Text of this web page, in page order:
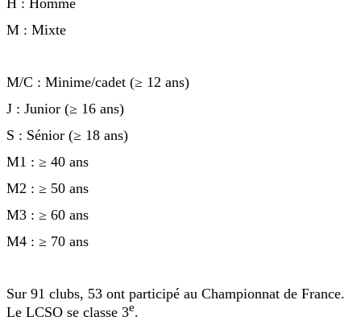
M : Mixte
M/C : Minime/cadet (≥ 12 ans)
J : Junior (≥ 16 ans)
S : Sénior (≥ 18 ans)
M1 : ≥ 40 ans
M2 : ≥ 50 ans
M3 : ≥ 60 ans
M4 : ≥ 70 ans
Sur 91 clubs, 53 ont participé au Championnat de France.
Le LCSO se classe 3e.